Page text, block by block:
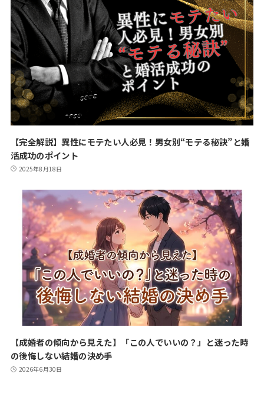
【完全解説】異性にモテたい人必見！男女別“モテる秘訣”と婚
活成功のポイント
2025年8月18日
【成婚者の傾向から見えた】「この人でいいの？」と迷った時
の後悔しない結婚の決め手
2026年6月30日